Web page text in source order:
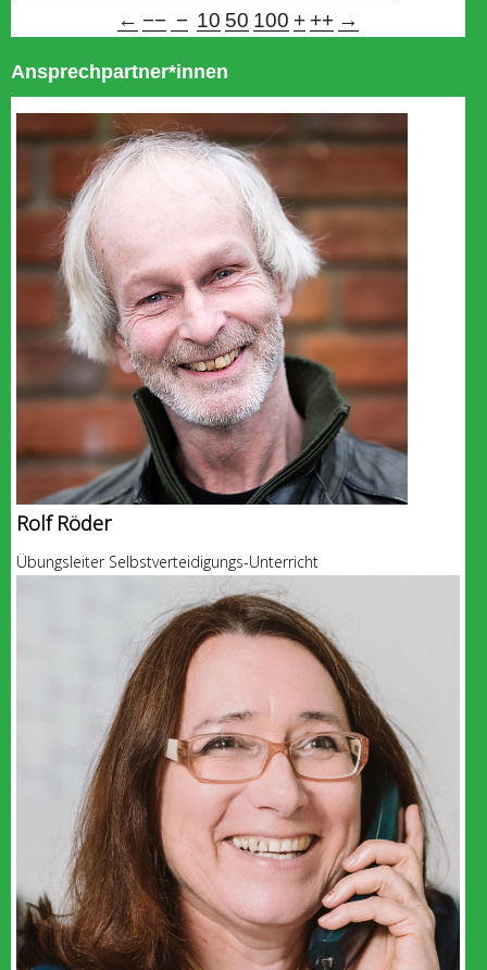
← −− − 10 50 100 + ++ →
Ansprechpartner*innen
Rolf Röder
Übungsleiter Selbstverteidigungs-Unterricht